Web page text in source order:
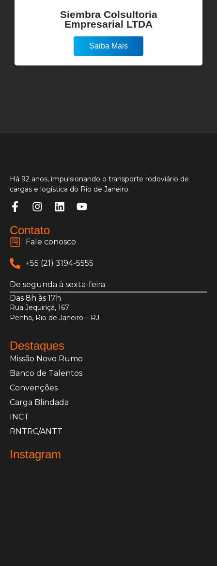
Siembra Colsultoria
Empresarial LTDA
Saiba Mais
Há 92 anos, impulsionando o transporte rodoviário de
cargas e logística do Rio de Janeiro.
Contato
Fale conosco
+55 (21) 3194-5555
De segunda à sexta-feira
Das 8h às 17h
Rua Jequiriçá, 167
Penha, Rio de Janeiro – RJ
Destaques
Missão Novo Rumo
Banco de Talentos
Convenções
Carga Blindada
INCT
RNTRC/ANTT
Instagram